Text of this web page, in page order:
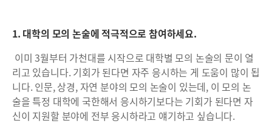
1. 대학의 모의 논술에 적극적으로 참여하세요.
이미 3월부터 가천대를 시작으로 대학별 모의 논술의 문이 열
리고 있습니다. 기회가 된다면 자주 응시하는 게 도움이 많이 됩
니다. 인문, 상경, 자연 분야의 모의 논술이 있는데, 이 모의 논
술을 특정 대학에 국한해서 응시하기보다는 기회가 된다면 자
신이 지원할 분야에 전부 응시하라고 얘기하고 싶습니다.